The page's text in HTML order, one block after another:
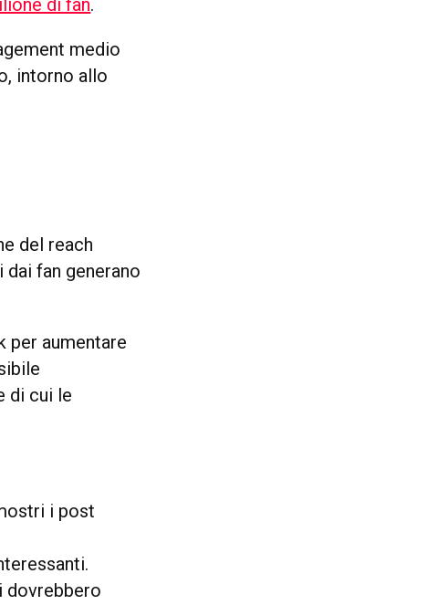
di fan.
medio
intorno allo
del reach
fan generano
per aumentare
di cui le
i post
dovrebbero